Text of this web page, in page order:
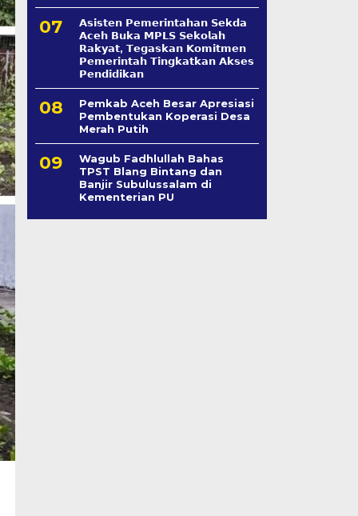
𝗔𝘀𝗶𝘀𝘁𝗲𝗻 𝗣𝗲𝗺𝗲𝗿𝗶𝗻𝘁𝗮𝗵𝗮𝗻 𝗦𝗲k𝗱𝗮
𝗔𝗰𝗲𝗵 𝗕𝘂𝗸𝗮 𝗠𝗣𝗟𝗦 𝗦𝗲𝗸𝗼𝗹𝗮𝗵
𝗥𝗮𝗸𝘆𝗮𝘁, 𝗧𝗲𝗴𝗮𝘀𝗸𝗮𝗻 𝗞𝗼𝗺𝗶𝘁𝗺𝗲𝗻
𝗣𝗲𝗺𝗲𝗿𝗶𝗻𝘁𝗮𝗵 𝗧𝗶𝗻𝗴𝗸𝗮𝘁𝗸𝗮𝗻 𝗔𝗸𝘀𝗲𝘀
𝗣𝗲𝗻𝗱𝗶𝗱𝗶𝗸𝗮𝗻
Pemkab Aceh Besar Apresiasi
Pembentukan Koperasi Desa
Merah Putih
Wagub Fadhlullah Bahas
TPST Blang Bintang dan
Banjir Subulussalam di
Kementerian PU